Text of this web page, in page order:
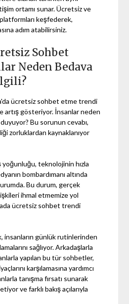
ortamı sunar. Ücretsiz ve
keşfederek,
adım atabilirsiniz.
Sohbet
Neden Bedava
ücretsiz sohbet etme trendi
artış gösteriyor. İnsanlar neden
Bu sorunun cevabı,
zorluklardan kaynaklanıyor
teknolojinin hızla
bombardımanı altında
Bu durum, gerçek
ihmal etmemize yol
ücretsiz sohbet trendi
insanların günlük rutinlerinden
sağlıyor. Arkadaşlarla
yapılan bu tür sohbetler,
karşılamasına yardımcı
tanışma fırsatı sunarak
ve farklı bakış açılarıyla